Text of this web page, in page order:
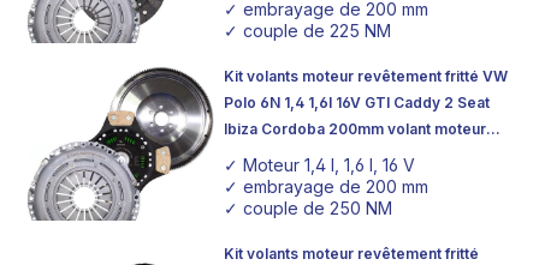
✓ embrayage de 200 mm
✓ couple de 225 NM
Kit volants moteur revêtement fritté VW
Polo 6N 1,4 1,6l 16V GTI Caddy 2 Seat
Ibiza Cordoba 200mm volant moteur
plateau de pression d'embrayage
✓ Moteur 1,4 l, 1,6 l, 16 V
✓ embrayage de 200 mm
✓ couple de 250 NM
Kit volants moteur revêtement fritté